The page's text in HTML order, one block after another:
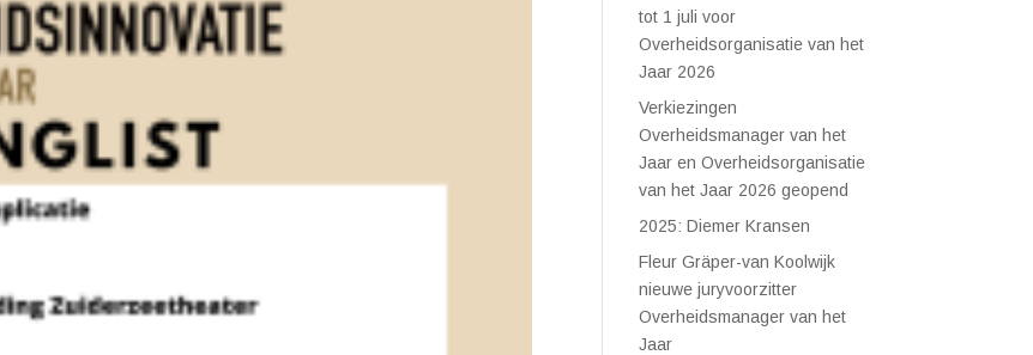
tot 1 juli voor
Overheidsorganisatie van het
Jaar 2026
Verkiezingen
Overheidsmanager van het
Jaar en Overheidsorganisatie
van het Jaar 2026 geopend
2025: Diemer Kransen
Fleur Gräper-van Koolwijk
nieuwe juryvoorzitter
Overheidsmanager van het
Jaar